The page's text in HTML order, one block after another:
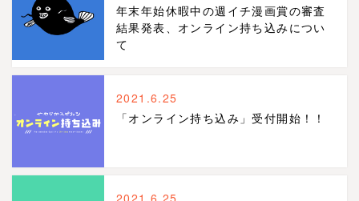
年末年始休暇中の週イチ漫画賞の審査
結果発表、オンライン持ち込みについ
て
2021.6.25
「オンライン持ち込み」受付開始！！
2021.6.25